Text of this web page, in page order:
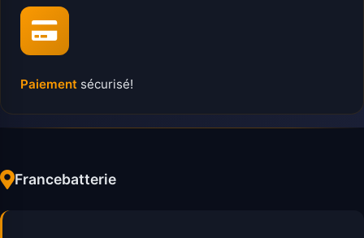
Paiement sécurisé!
Francebatterie